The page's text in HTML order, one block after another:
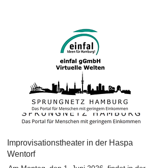
Improvisationstheater in der Haspa
Wentorf